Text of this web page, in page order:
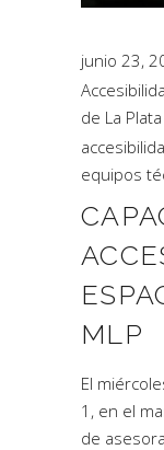
junio 23,
de La Plata
equipos
MLP
El
1, en el
de